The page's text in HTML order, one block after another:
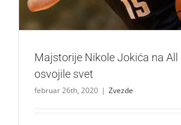
Majstorije Nikole Jokića na All
osvojile svet
februar 26th, 2020 | Zvezde